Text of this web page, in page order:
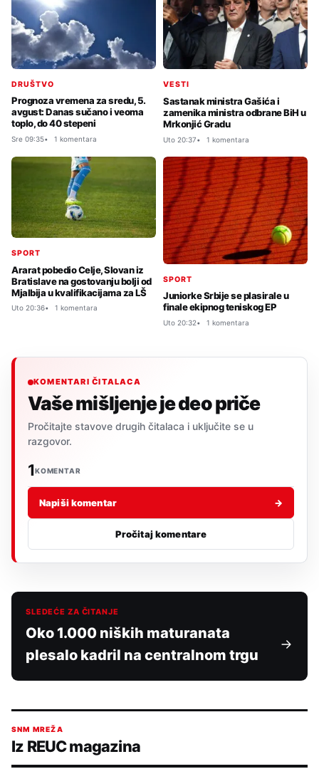
DRUŠTVO
Prognoza vremena za sredu, 5.
avgust: Danas sučano i veoma
toplo, do 40 stepeni
Sre 09:35 1 komentara
VESTI
Sastanak ministra Gašića i
zamenika ministra odbrane BiH u
Mrkonjić Gradu
Uto 20:37 1 komentara
SPORT
Ararat pobedio Celje, Slovan iz
Bratislave na gostovanju bolji od
Mjalbija u kvalifikacijama za LŠ
Uto 20:36 1 komentara
SPORT
Juniorke Srbije se plasirale u
finale ekipnog teniskog EP
Uto 20:32 1 komentara
KOMENTARI ČITALACA
Vaše mišljenje je deo priče
Pročitajte stavove drugih čitalaca i uključite se u
razgovor.
1KOMENTAR
Napiši komentar →
Pročitaj komentare
SLEDEĆE ZA ČITANJE
Oko 1.000 niških maturanata
plesalo kadril na centralnom trgu
SNM MREŽA
Iz REUC magazina